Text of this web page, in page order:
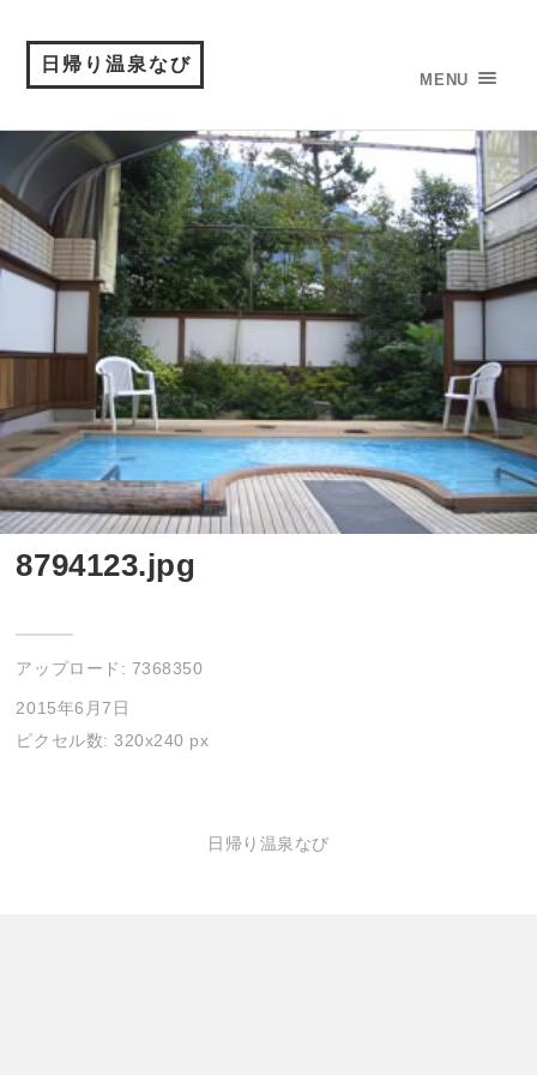
日帰り温泉なび
MENU
8794123.jpg
アップロード: 7368350
2015年6月7日
ピクセル数: 320x240 px
日帰り温泉なび